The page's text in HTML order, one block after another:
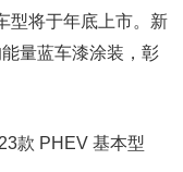
型将于年底上市。新
量蓝车漆涂装，彰